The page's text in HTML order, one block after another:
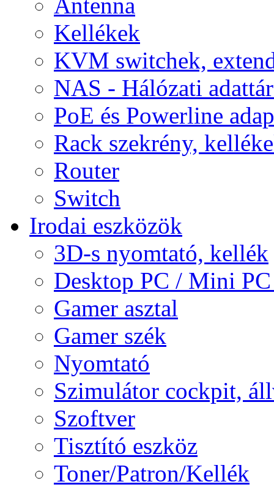
Kellékek
KVM switchek,
NAS - Hálózati
PoE és Powerline
Rack szekrény,
Router
Switch
Irodai eszközök
3D-s nyomtató, kellék
Desktop PC / Mini
Gamer asztal
Gamer szék
Nyomtató
Szimulátor cockpit,
Szoftver
Tisztító eszköz
Toner/Patron/Kellék